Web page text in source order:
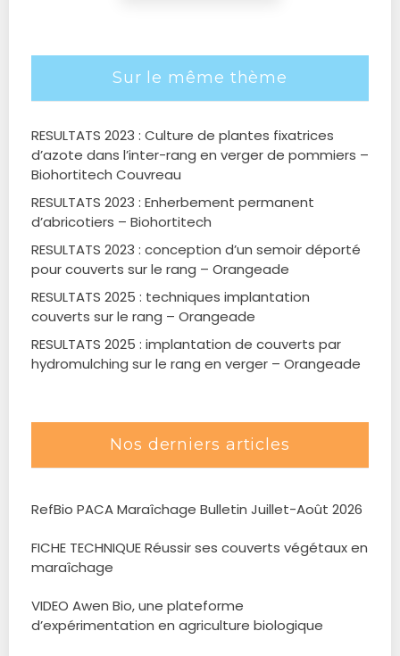
Sur le même thème
RESULTATS 2023 : Culture de plantes fixatrices
d’azote dans l’inter-rang en verger de pommiers –
Biohortitech Couvreau
RESULTATS 2023 : Enherbement permanent
d’abricotiers – Biohortitech
RESULTATS 2023 : conception d’un semoir déporté
pour couverts sur le rang – Orangeade
RESULTATS 2025 : techniques implantation
couverts sur le rang – Orangeade
RESULTATS 2025 : implantation de couverts par
hydromulching sur le rang en verger – Orangeade
Nos derniers articles
RefBio PACA Maraîchage Bulletin Juillet-Août 2026
FICHE TECHNIQUE Réussir ses couverts végétaux en
maraîchage
VIDEO Awen Bio, une plateforme
d’expérimentation en agriculture biologique